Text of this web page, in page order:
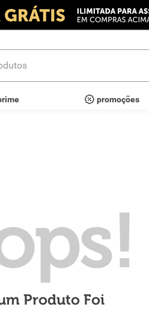
promoções